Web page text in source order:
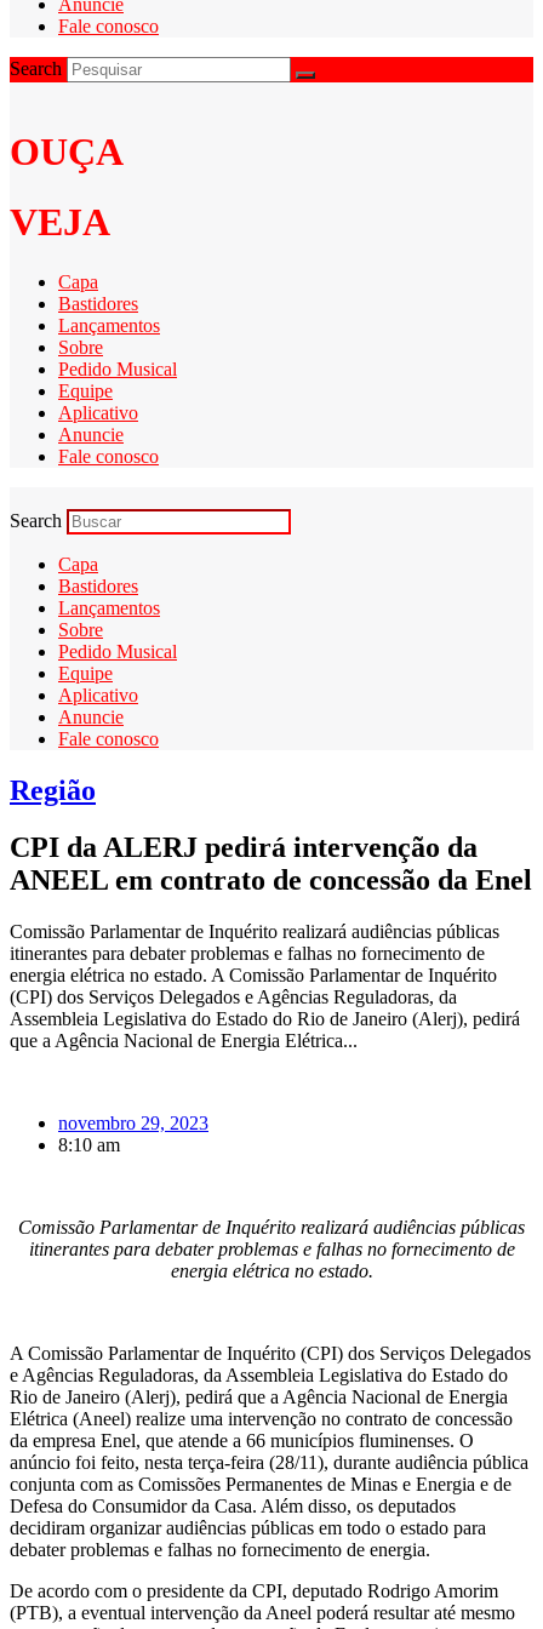
Fale conosco
Search
OUÇA
VEJA
Capa
Bastidores
Lançamentos
Sobre
Pedido Musical
Equipe
Aplicativo
Anuncie
Fale conosco
Search
Capa
Bastidores
Lançamentos
Sobre
Pedido Musical
Equipe
Aplicativo
Anuncie
Fale conosco
Região
CPI da ALERJ pedirá intervenção da
ANEEL em contrato de concessão da Enel
Comissão Parlamentar de Inquérito realizará audiências públicas
itinerantes para debater problemas e falhas no fornecimento de
energia elétrica no estado. A Comissão Parlamentar de Inquérito
(CPI) dos Serviços Delegados e Agências Reguladoras, da
Assembleia Legislativa do Estado do Rio de Janeiro (Alerj), pedirá
que a Agência Nacional de Energia Elétrica...
novembro 29, 2023
8:10 am
Comissão Parlamentar de Inquérito realizará audiências públicas
itinerantes para debater problemas e falhas no fornecimento de
energia elétrica no estado.
A Comissão Parlamentar de Inquérito (CPI) dos Serviços Delegados
e Agências Reguladoras, da Assembleia Legislativa do Estado do
Rio de Janeiro (Alerj), pedirá que a Agência Nacional de Energia
Elétrica (Aneel) realize uma intervenção no contrato de concessão
da empresa Enel, que atende a 66 municípios fluminenses. O
anúncio foi feito, nesta terça-feira (28/11), durante audiência pública
conjunta com as Comissões Permanentes de Minas e Energia e de
Defesa do Consumidor da Casa. Além disso, os deputados
decidiram organizar audiências públicas em todo o estado para
debater problemas e falhas no fornecimento de energia.
De acordo com o presidente da CPI, deputado Rodrigo Amorim
(PTB), a eventual intervenção da Aneel poderá resultar até mesmo